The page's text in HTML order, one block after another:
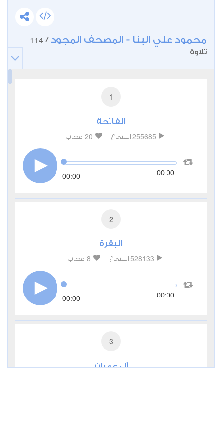
محمود علي البنا - المصحف المجود /
114
تلاوة
1
الفاتحة
255685 استماع 20 اعجاب
00:00 00:00
2
البقرة
528133 استماع 8 اعجاب
00:00 00:00
3
آل عمران